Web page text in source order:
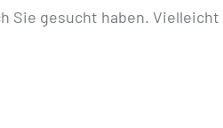
Sie gesucht haben.